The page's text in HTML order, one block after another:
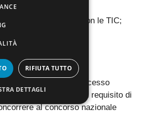
il tirocinio diretto;
il tirocinio indiretto con le TIC;
i diversi laboratori;
la prova finale.
finale, quindi, si avrà accesso
sul sostegno. Essa è un requisito di
al concorso nazionale
RIFIUTA TUTTO
DETTAGLI